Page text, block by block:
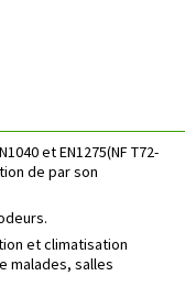
et EN1275(NF T72-
de par son
et climatisation
malades, salles